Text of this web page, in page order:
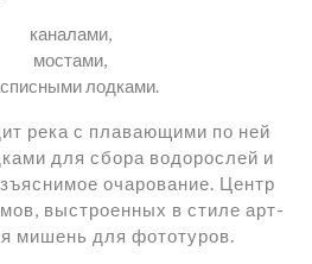
каналами,
мостами,
лодками.
река с плавающими по ней
для сбора водорослей и
очарование. Центр
выстроенных в стиле арт-
мишень для фототуров.